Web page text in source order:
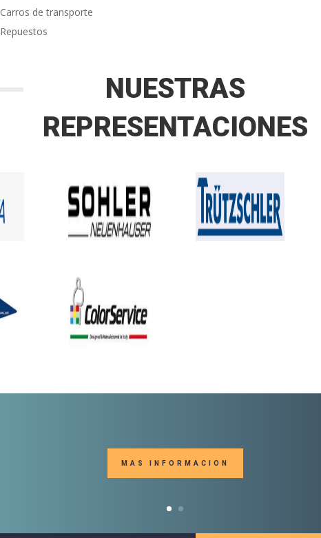
Carros de transporte
Repuestos
NUESTRAS
REPRESENTACIONES
MAS INFORMACION